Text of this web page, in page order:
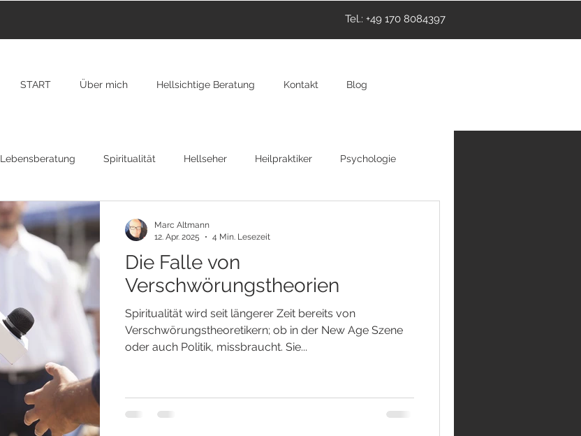
Tel.: +49 170 8084397
START Über mich Hellsichtige Beratung Kontakt Blog
Lebensberatung Spiritualität Hellseher Heilpraktiker Psychologie
Transformation
Die Falle von
Verschwörungstheorien
Spiritualität wird seit längerer Zeit bereits von
Verschwörungstheoretikern; ob in der New Age Szene
oder auch Politik, missbraucht. Sie...
Marc Altmann
12. Apr. 2025
4 Min. Lesezeit